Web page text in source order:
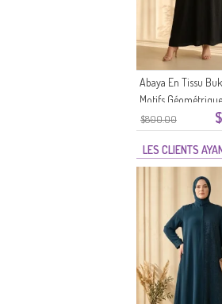
$800.00
Abaya En Tissu
Motifs
Taille 6375-07 Noir
LES CLIENTS